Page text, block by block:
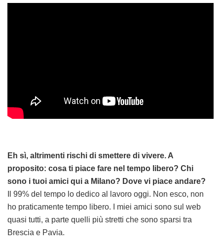
Eh sì, altrimenti rischi di smettere di vivere. A
proposito: cosa ti piace fare nel tempo libero? Chi
sono i tuoi amici qui a Milano? Dove vi piace andare?
Il 99% del tempo lo dedico al lavoro oggi. Non esco, non
ho praticamente tempo libero. I miei amici sono sul web
quasi tutti, a parte quelli più stretti che sono sparsi tra
Brescia e Pavia.